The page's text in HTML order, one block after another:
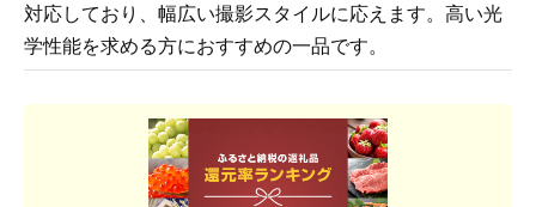
対応しており、幅広い撮影スタイルに応えます。高い光
学性能を求める方におすすめの一品です。